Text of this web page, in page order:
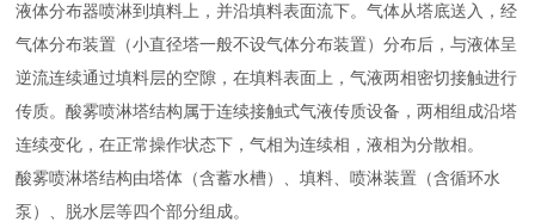
液体分布器喷淋到填料上，并沿填料表面流下。气体从塔底送入，经
气体分布装置（小直径塔一般不设气体分布装置）分布后，与液体呈
逆流连续通过填料层的空隙，在填料表面上，气液两相密切接触进行
传质。酸雾喷淋塔结构属于连续接触式气液传质设备，两相组成沿塔
连续变化，在正常操作状态下，气相为连续相，液相为分散相。
酸雾喷淋塔结构由塔体（含蓄水槽）、填料、喷淋装置（含循环水
泵）、脱水层等四个部分组成。